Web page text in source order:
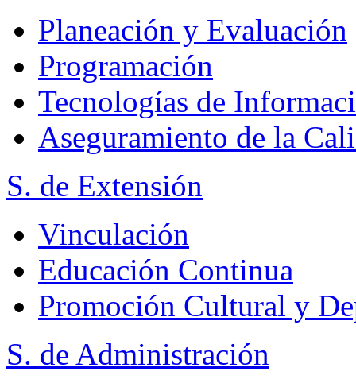
Planeación y Evaluación
Programación
Tecnologías de
Aseguramiento de la
S. de Extensión
Vinculación
Educación Continua
Promoción Cultural y
S. de Administración